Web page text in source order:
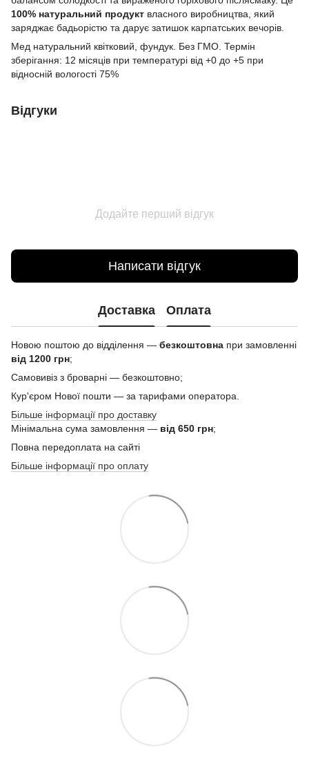
100% натуральний продукт власного виробництва, який
заряджає бадьорістю та дарує затишок карпатських вечорів.
Мед натуральний квітковий, фундук. Без ГМО. Термін
зберігання: 12 місяців при температурі від +0 до +5 при
відносній вологості 75%
Відгуки
Додайте перший відгук
Написати відгук
Доставка Оплата
Новою поштою до відділення — безкоштовна при замовленні
від 1200 грн;
Самовивіз з броварні — безкоштовно;
Кур'єром Нової пошти — за тарифами оператора.
Більше інформації про доставку
Мінімальна сума замовлення — від 650 грн;
Повна передоплата на сайті
Більше інформації про оплату